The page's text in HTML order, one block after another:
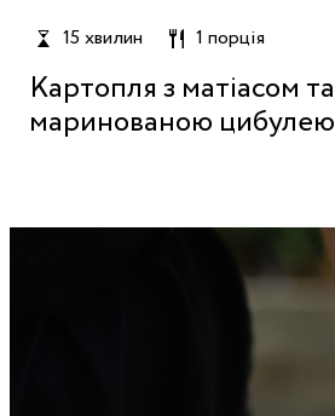
15 хвилин 1 порція
Картопля з матіасом та
маринованою цибулею